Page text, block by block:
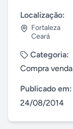
Localização:
Fortaleza
Ceará
Categoria:
Compra venda
Publicado em:
24/08/2014